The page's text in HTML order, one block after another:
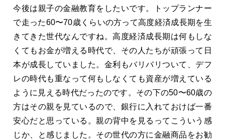
今後は親子の金融教育をしたいです。トップランナー
で走った60〜70歳くらいの方って高度経済成長期を生
きてきた世代なんですね。高度経済成長期は何もしな
くてもお金が増える時代で、その人たちが頑張って日
本が成長していました。金利もバリバリついて、デフ
レの時代も重なって何もしなくても資産が増えている
ように見える時代だったのです。その下の50〜60歳の
方はその親を見ているので、銀行に入れておけば一番
安心だと思っている。親の背中を見るってこういう感
じか、と感じました。その世代の方に金融商品をお勧